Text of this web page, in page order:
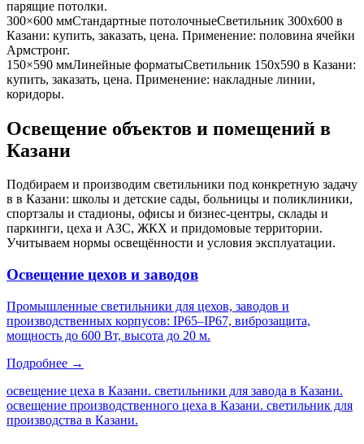
парящие потолки.
300×600 ммСтандартные потолочныеСветильник 300x600 в
Казани: купить, заказать, цена. Применение: половина ячейки
Армстронг.
150×590 ммЛинейные форматыСветильник 150x590 в Казани:
купить, заказать, цена. Применение: накладные линии,
коридоры.
Освещение объектов и помещений в
Казани
Подбираем и производим светильники под конкретную задачу
в в Казани: школы и детские сады, больницы и поликлиники,
спортзалы и стадионы, офисы и бизнес-центры, склады и
паркинги, цеха и АЗС, ЖКХ и придомовые территории.
Учитываем нормы освещённости и условия эксплуатации.
Освещение цехов и заводов
Промышленные светильники для цехов, заводов и
производственных корпусов: IP65–IP67, виброзащита,
мощность до 600 Вт, высота до 20 м.
Подробнее →
освещение цеха в Казани. светильники для завода в Казани.
освещение производственного цеха в Казани. светильник для
производства в Казани.